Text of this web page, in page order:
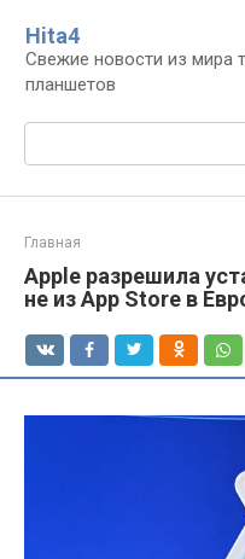
контенту
Нita4
Свежие новости из мира
планшетов
Поиск:
Главная
Apple разрешила
не из App Store в